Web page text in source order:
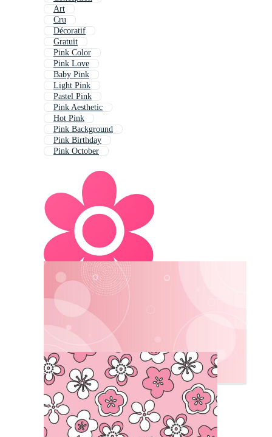
Art
Cru
Décoratif
Gratuit
Pink Color
Pink Love
Baby Pink
Light Pink
Pastel Pink
Pink Aesthetic
Hot Pink
Pink Background
Pink Birthday
Pink October